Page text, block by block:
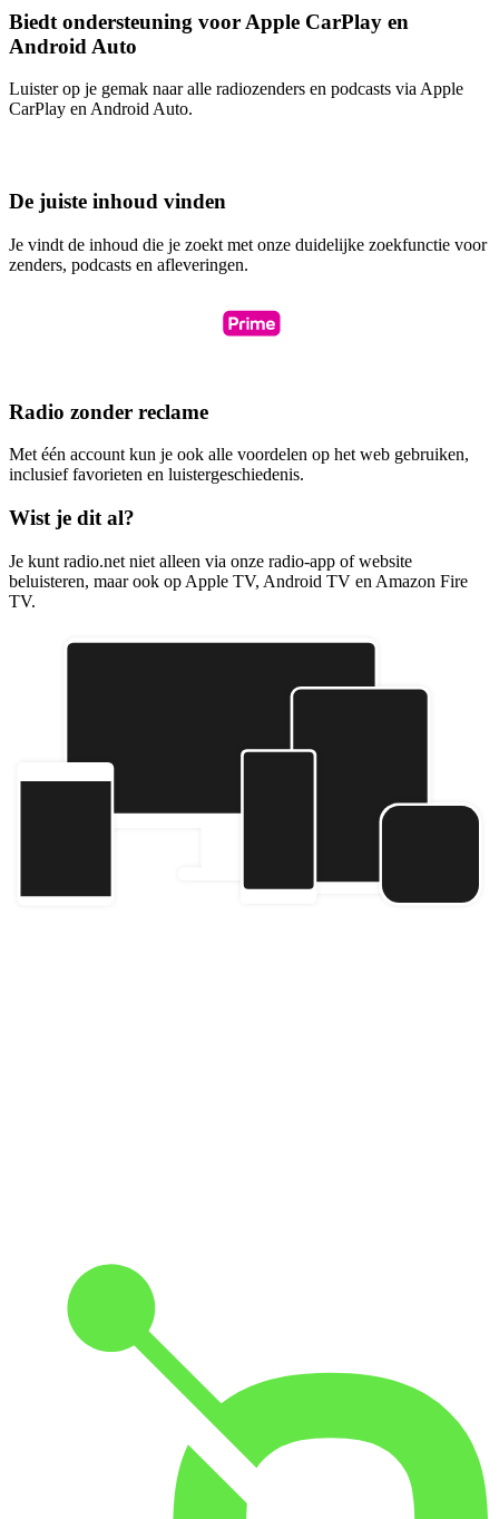
Biedt ondersteuning voor Apple CarPlay en
Android Auto
Luister op je gemak naar alle radiozenders en podcasts via Apple
CarPlay en Android Auto.
De juiste inhoud vinden
Je vindt de inhoud die je zoekt met onze duidelijke zoekfunctie voor
zenders, podcasts en afleveringen.
Radio zonder reclame
Met één account kun je ook alle voordelen op het web gebruiken,
inclusief favorieten en luistergeschiedenis.
Wist je dit al?
Je kunt radio.net niet alleen via onze radio-app of website
beluisteren, maar ook op Apple TV, Android TV en Amazon Fire
TV.